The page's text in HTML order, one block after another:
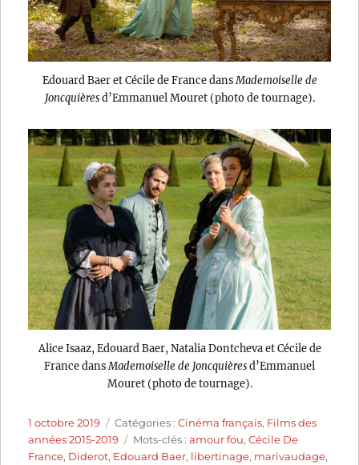
Edouard Baer et Cécile de France dans Mademoiselle de
Joncquièresd’Emmanuel Mouret (photo de tournage).
Alice Isaaz, Edouard Baer, Natalia Dontcheva et Cécile de
France dansMademoiselle de Joncquièresd’Emmanuel
Mouret (photo de tournage).
Publié
le
1 octobre 2019 Catégories
Catégories :Cinéma français, Films des
années 2015-2019
Étiquettes
Mots-clés :amour fou,Cécile De
France, Diderot, Edouard Baer, libertinage, marivaudage,